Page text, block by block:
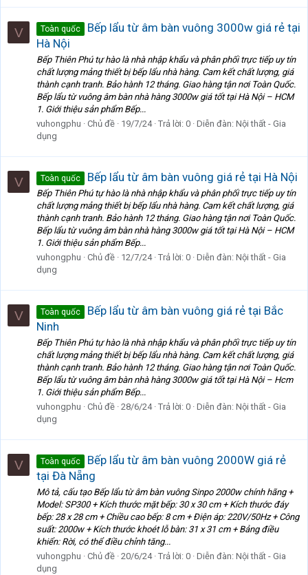
V Toàn quốc
Bếp lẩu từ âm bàn vuông 3000w giá rẻ tại
Hà Nội
Bếp Thiên Phú tự hào là nhà nhập khẩu và phân phối trực tiếp uy tín
chất lượng mảng thiết bị bếp lẩu nhà hàng. Cam kết chất lượng, giá
thành cạnh tranh. Bảo hành 12 tháng. Giao hàng tận nơi Toàn Quốc.
Bếp lẩu từ vuông âm bàn nhà hàng 3000w giá tốt tại Hà Nội – HCM
1. Giới thiệu sản phẩm Bếp...
vuhongphu
Chủ đề 19/7/24 Trả lời: 0 Diễn đàn: Nội thất - Gia
dụng
V Toàn quốc Bếp lẩu từ âm bàn vuông giá rẻ tại Hà Nội
Bếp Thiên Phú tự hào là nhà nhập khẩu và phân phối trực tiếp uy tín
chất lượng mảng thiết bị bếp lẩu nhà hàng. Cam kết chất lượng, giá
thành cạnh tranh. Bảo hành 12 tháng. Giao hàng tận nơi Toàn Quốc.
Bếp lẩu từ vuông âm bàn nhà hàng 3000w giá tốt tại Hà Nội – HCM
1. Giới thiệu sản phẩm Bếp...
vuhongphu
Chủ đề 12/7/24 Trả lời: 0 Diễn đàn: Nội thất - Gia
dụng
V Toàn quốc
Bếp lẩu từ âm bàn vuông giá rẻ tại Bắc
Ninh
Bếp Thiên Phú tự hào là nhà nhập khẩu và phân phối trực tiếp uy tín
chất lượng mảng thiết bị bếp lẩu nhà hàng. Cam kết chất lượng, giá
thành cạnh tranh. Bảo hành 12 tháng. Giao hàng tận nơi Toàn Quốc.
Bếp lẩu từ vuông âm bàn nhà hàng 3000w giá tốt tại Hà Nội – Hcm
1. Giới thiệu sản phẩm Bếp...
vuhongphu
Chủ đề 28/6/24 Trả lời: 0 Diễn đàn: Nội thất - Gia
dụng
V Toàn quốc
Bếp lẩu từ âm bàn vuông 2000W giá rẻ
tại Đà Nẵng
Mô tả, cấu tạo Bếp lẩu từ âm bàn vuông Sinpo 2000w chính hãng +
Model: SP300 + Kích thước mặt bếp: 30 x 30 cm + Kích thước đáy
bếp: 28 x 28 cm + Chiều cao bếp: 8 cm + Điện áp: 220V/50Hz + Công
suất: 2000w + Kích thước khoét lỗ bàn: 31 x 31 cm + Bảng điều
khiển: Rời, có thể điều chỉnh tăng...
vuhongphu
Chủ đề 20/6/24 Trả lời: 0 Diễn đàn: Nội thất - Gia
dụng